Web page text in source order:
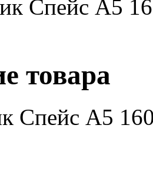
товара
Спейс А5